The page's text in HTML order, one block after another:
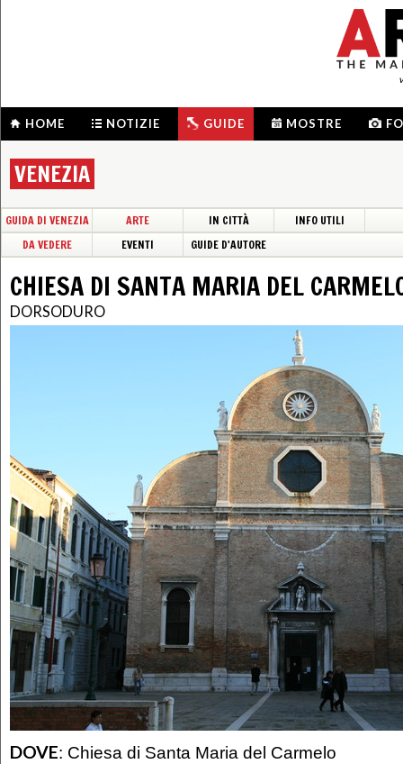
HOME NOTIZIE GUIDE MOSTRE
VENEZIA
GUIDA DI VENEZIA ARTE IN CITTÀ
INFO UTILI
DA VEDERE
EVENTI GUIDE D'AUTORE
CHIESA DI SANTA MARIA DEL
DORSODURO
DOVE: Chiesa di Santa Maria del Carmelo